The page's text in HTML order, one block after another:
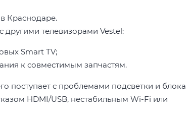
Краснодаре.
другими телевизорами Vestel:
Smart TV;
к совместимым запчастям.
поступает с проблемами подсветки и блока
HDMI/USB, нестабильным Wi-Fi или